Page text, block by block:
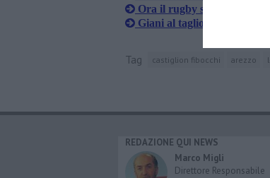
Ora il rugby si impara al
Giani al taglio del nastro
Tag castiglion fibocchi arezzo
REDAZIONE QUI NEWS
Marco Migli
Direttore Responsabile